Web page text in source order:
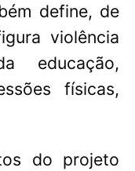
define, de
violência
educação,
físicas,
do projeto